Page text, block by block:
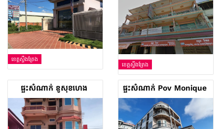
ខេត្តស្ទឹងត្រែង
ខេត្តស្ទឹងត្រែង
ផ្ទះសំណាក់ ឌូសុខហេង ផ្ទះសំណាក់ Pov Monique